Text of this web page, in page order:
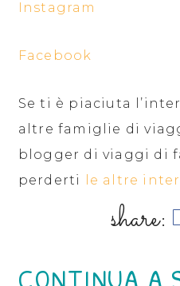
Instagram
Facebook
Se ti è piaciuta
altre famiglie di
blogger di viaggi di
perderti
le altre